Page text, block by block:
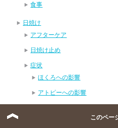
食事
日焼け
アフターケア
日焼け止め
症状
ほくろへの影響
アトピーへの影響
このペー